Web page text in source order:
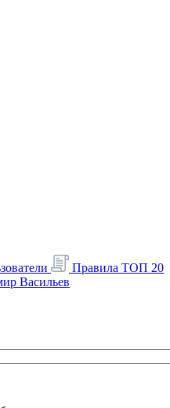
Правила ТОП 20
Васильев